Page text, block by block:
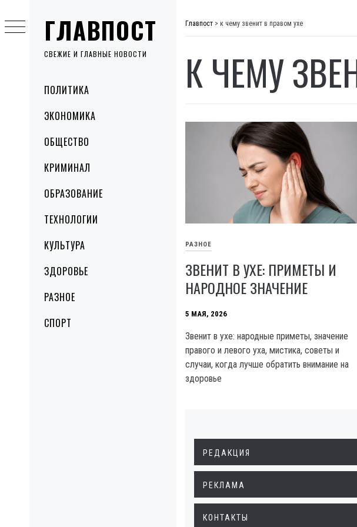
ГЛАВПОСТ
СВЕЖИЕ И ГЛАВНЫЕ НОВОСТИ
MenuПОЛИТИКА
ЭКОНОМИКА
ОБЩЕСТВО
КРИМИНАЛ
ОБРАЗОВАНИЕ
ТЕХНОЛОГИИ
КУЛЬТУРА
ЗДОРОВЬЕ
РАЗНОЕ
СПОРТ
to
content
Главпост > к чему звенит в правом ухе
К ЧЕМУ
РАЗНОЕ
ЗВЕНИТ В УХЕ: ПРИМЕТЫ И
НАРОДНОЕ ЗНАЧЕНИЕ
5 МАЯ, 2026
Звенит в ухе: народные приметы, значение
правого и левого уха, мистика, советы и
случаи, когда лучше обратить внимание на
здоровье
РЕДАКЦИЯ
РЕКЛАМА
КОНТАКТЫ